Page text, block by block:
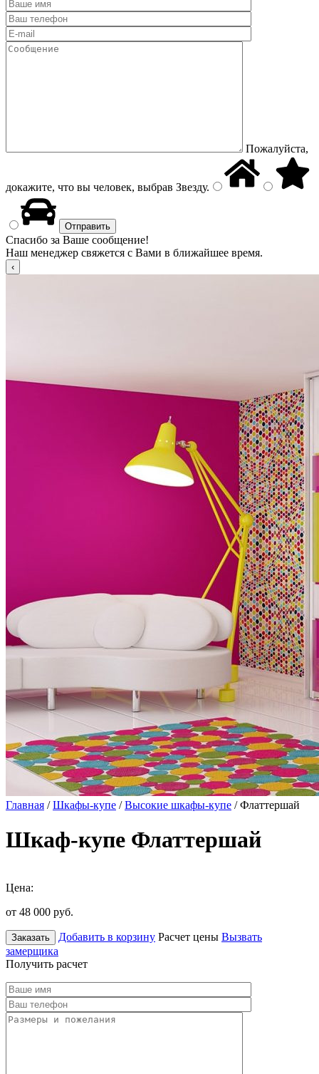
Пожалуйста,
докажите, что вы человек, выбрав Звезду.
Спасибо за Ваше сообщение!
Наш менеджер свяжется с Вами в ближайшее время.
Главная /Шкафы-купе /Высокие шкафы-купе / Флаттершай
Шкаф-купе Флаттершай
Цена:
от 48 000 руб.
Заказать Добавить в корзину Расчет цены Вызвать
замерщика
Получить расчет